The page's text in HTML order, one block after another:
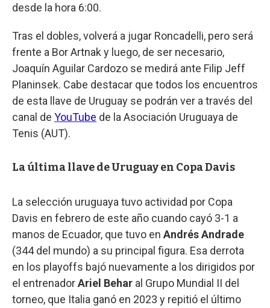
desde la hora 6:00.
Tras el dobles, volverá a jugar Roncadelli, pero será
frente a Bor Artnak y luego, de ser necesario,
Joaquín Aguilar Cardozo se medirá ante Filip Jeff
Planinsek. Cabe destacar que todos los encuentros
de esta llave de Uruguay se podrán ver a través del
canal de YouTube de la Asociación Uruguaya de
Tenis (AUT).
La última llave de Uruguay en Copa Davis
La selección uruguaya tuvo actividad por Copa
Davis en febrero de este año cuando cayó 3-1 a
manos de Ecuador, que tuvo en Andrés Andrade
(344 del mundo) a su principal figura. Esa derrota
en los playoffs bajó nuevamente a los dirigidos por
el entrenadorAriel Behar al Grupo Mundial II del
torneo, que Italia ganó en 2023 y repitió el último